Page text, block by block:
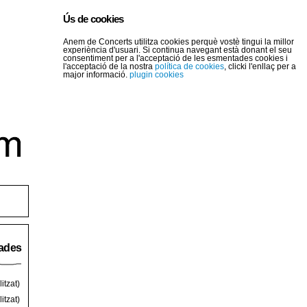
Ús de cookies
Anem de Concerts utilitza cookies perquè vostè tingui la millor
experiència d'usuari. Si continua navegant està donant el seu
consentiment per a l'acceptació de les esmentades cookies i
l'acceptació de la nostra política de cookies, clicki l'enllaç per a
major informació. plugin cookies